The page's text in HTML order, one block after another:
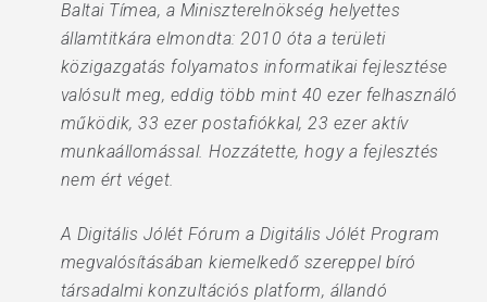
Baltai Tímea, a Miniszterelnökség helyettes
államtitkára elmondta: 2010 óta a területi
közigazgatás folyamatos informatikai fejlesztése
valósult meg, eddig több mint 40 ezer felhasználó
működik, 33 ezer postafiókkal, 23 ezer aktív
munkaállomással. Hozzátette, hogy a fejlesztés
nem ért véget.
A Digitális Jólét Fórum a Digitális Jólét Program
megvalósításában kiemelkedő szereppel bíró
társadalmi konzultációs platform, állandó